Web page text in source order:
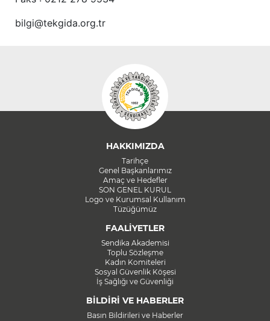
bilgi@tekgida.org.tr
HAKKIMIZDA
Tarihçe
Genel Başkanlarımız
Amaç ve Hedefler
SON GENEL KURUL
Logo ve Kurumsal Kullanım
Tüzüğümüz
FAALİYETLER
Sendika Akademisi
Toplu Sözleşme
Kadın Komiteleri
Sosyal Güvenlik Köşesi
İş Sağlığı ve Güvenliği
BİLDİRİ VE HABERLER
Basın Bildirileri ve Haberler